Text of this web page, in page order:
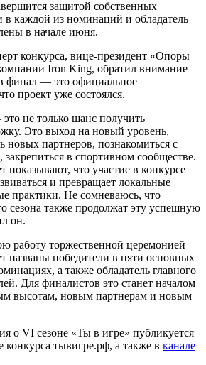
защитой собственных
в каждой из номинаций и обладатель
в начале июня.
конкурса, вице-президент «Опоры
Iron King, обратил внимание
финал — это официальное
проект уже состоялся.
это не только шанс получить
Это выход на новый уровень,
новых партнеров, познакомиться с
питься в спортивном сообществе.
что участие в конкурсе
и превращает локальные
практики. Не сомневаюсь, что
сезона также продолжат эту успешную
он.
работу торжественной церемонией
названы победители в пяти основных
а также обладатель главного
Для финалистов это станет началом
высотам, новым партнерам и новым
о VI сезоне «Ты в игре» публикуется
конкурса тывигре.рф, а также в канале